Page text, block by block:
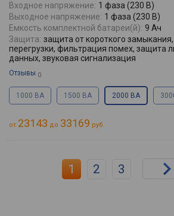
Входное напряжение: 1 фаза (230 В)
Выходное напряжение: 1 фаза (230 В)
Емкость комплектной батареи(й): 9 Ач
Защита: защита от короткого
перегрузки, фильтрация помех, защита
данных, звуковая сигнализация
Отзывы 0
1000 ВА 1500 ВА 2000 ВА
от 23143 до 33169 руб.
1 2 3